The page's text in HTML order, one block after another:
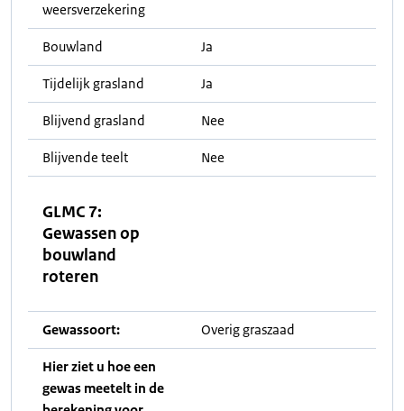
weersverzekering
Bouwland Ja
Tijdelijk grasland Ja
Blijvend grasland Nee
Blijvende teelt Nee
GLMC 7:
Gewassen op
bouwland
roteren
Gewassoort: Overig graszaad
Hier ziet u hoe een
gewas meetelt in de